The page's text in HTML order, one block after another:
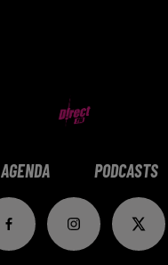
AGENDA PODCASTS